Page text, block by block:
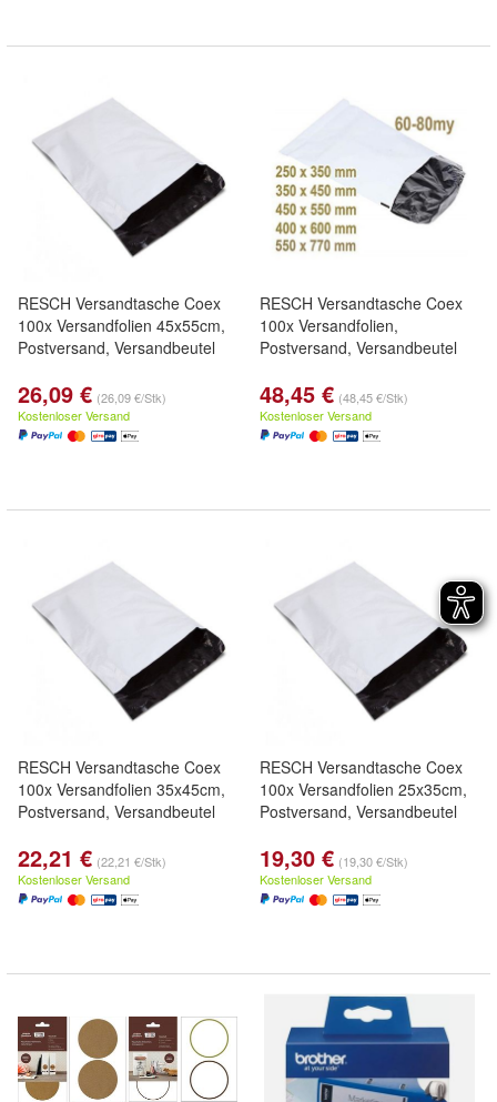
RESCH Versandtasche Coex
100x Versandfolien 45x55cm,
Postversand, Versandbeutel
26,09 € (26,09 €/Stk)
Kostenloser Versand
RESCH Versandtasche Coex
100x Versandfolien,
Postversand, Versandbeutel
48,45 € (48,45 €/Stk)
Kostenloser Versand
RESCH Versandtasche Coex
100x Versandfolien 35x45cm,
Postversand, Versandbeutel
22,21 € (22,21 €/Stk)
Kostenloser Versand
RESCH Versandtasche Coex
100x Versandfolien 25x35cm,
Postversand, Versandbeutel
19,30 € (19,30 €/Stk)
Kostenloser Versand